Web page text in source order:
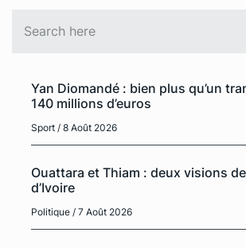
Yan Diomandé : bien plus qu’un
140 millions d’euros
Sport / 8 Août 2026
Ouattara et Thiam : deux visions
d’Ivoire
Politique / 7 Août 2026